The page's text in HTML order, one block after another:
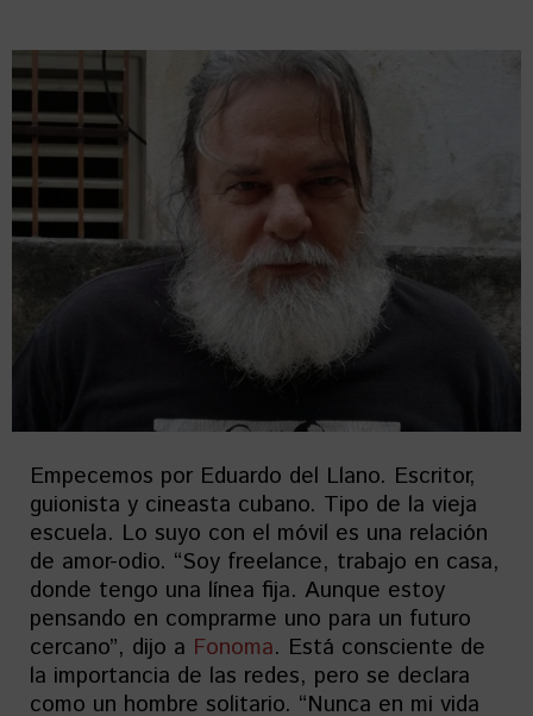
Empecemos por Eduardo del Llano. Escritor,
guionista y cineasta cubano. Tipo de la vieja
escuela. Lo suyo con el móvil es una relación
de amor-odio. “Soy freelance, trabajo en casa,
donde tengo una línea fija. Aunque estoy
pensando en comprarme uno para un futuro
cercano”, dijo a Fonoma. Está consciente de
la importancia de las redes, pero se declara
como un hombre solitario. “Nunca en mi vida